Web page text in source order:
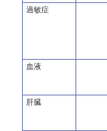
過敏症
血液
肝臓